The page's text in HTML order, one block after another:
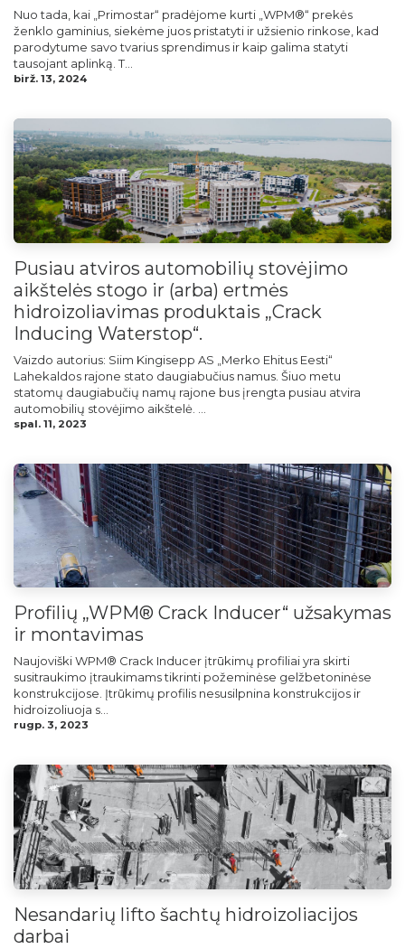
Nuo tada, kai „Primostar“ pradėjome kurti „WPM®“ prekės
ženklo gaminius, siekėme juos pristatyti ir užsienio rinkose, kad
parodytume savo tvarius sprendimus ir kaip galima statyti
tausojant aplinką. T...
birž. 13, 2024
Pusiau atviros automobilių stovėjimo
aikštelės stogo ir (arba) ertmės
hidroizoliavimas produktais „Crack
Inducing Waterstop“.
Vaizdo autorius: Siim Kingisepp AS „Merko Ehitus Eesti“
Lahekaldos rajone stato daugiabučius namus. Šiuo metu
statomų daugiabučių namų rajone bus įrengta pusiau atvira
automobilių stovėjimo aikštelė. ...
spal. 11, 2023
Profilių „WPM® Crack Inducer“ užsakymas
ir montavimas
Naujoviški WPM® Crack Inducer įtrūkimų profiliai yra skirti
susitraukimo įtraukimams tikrinti požeminėse gelžbetoninėse
konstrukcijose. Įtrūkimų profilis nesusilpnina konstrukcijos ir
hidroizoliuoja s...
rugp. 3, 2023
Nesandarių lifto šachtų hidroizoliacijos
darbai